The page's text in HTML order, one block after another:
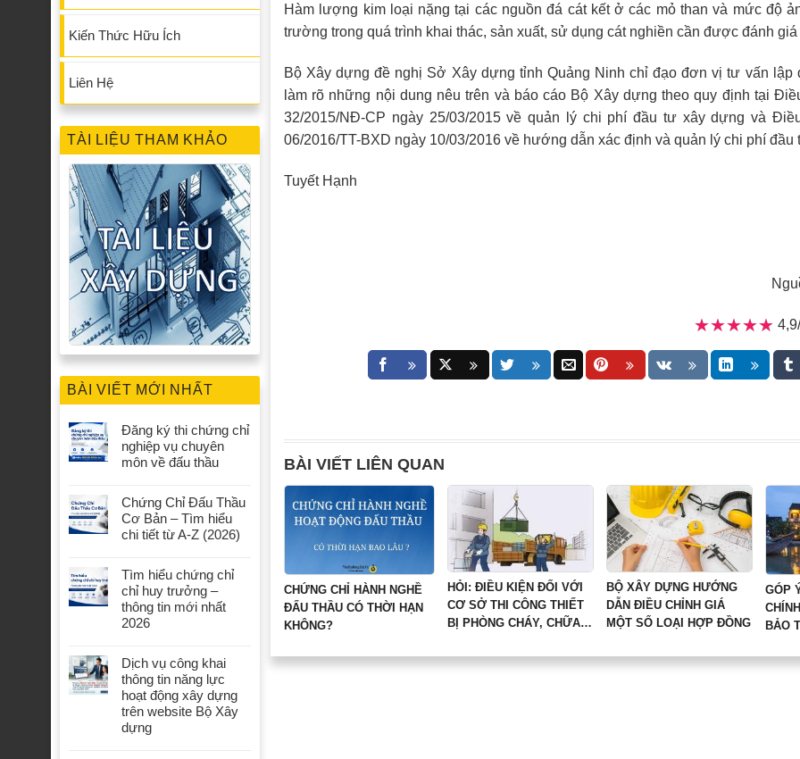
Kiến Thức Hữu Ích
Liên Hệ
TÀI LIỆU THAM KHẢO
BÀI VIẾT MỚI NHẤT
Đăng ký thi chứng chỉ
nghiệp vụ chuyên
môn về đấu thầu
Chứng Chỉ Đấu Thầu
Cơ Bản – Tìm hiểu
chi tiết từ A-Z (2026)
Tìm hiểu chứng chỉ
chỉ huy trưởng –
thông tin mới nhất
2026
Dịch vụ công khai
thông tin năng lực
hoạt động xây dựng
trên website Bộ Xây
dựng
Hàm lượng kim loại nặng tại các nguồn đá cát kết ở các mỏ than và mức độ
trường trong quá trình khai thác, sản xuất, sử dụng cát nghiền cần được đánh giá
Bộ Xây dựng đề nghị Sở Xây dựng tỉnh Quảng Ninh chỉ đạo đơn vị tư vấn lập
làm rõ những nội dung nêu trên và báo cáo Bộ Xây dựng theo quy định tại
32/2015/NĐ-CP ngày 25/03/2015 về quản lý chi phí đầu tư xây dựng và
06/2016/TT-BXD ngày 10/03/2016 về hướng dẫn xác định và quản lý chi phí đầu
Tuyết Hạnh
★★★★★
★★★★★
BÀI VIẾT LIÊN QUAN
CHỨNG CHỈ HÀNH NGHỀ
ĐẤU THẦU CÓ THỜI HẠN
KHÔNG?
HỎI: ĐIỀU KIỆN ĐỐI VỚI
CƠ SỞ THI CÔNG THIẾT
BỊ PHÒNG CHÁY, CHỮA
BỘ XÂY DỰNG HƯỚNG
DẪN ĐIỀU CHỈNH GIÁ
MỘT SỐ LOẠI HỢP ĐỒNG
GÓP
BẢO